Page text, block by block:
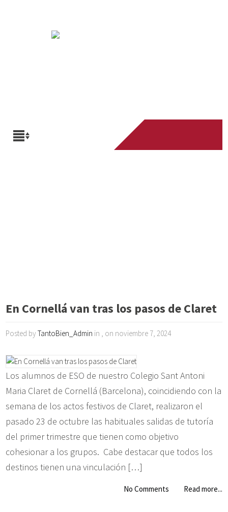
En Cornellá van tras los pasos de Claret
Posted byTantoBien_Admin in , on noviembre 7, 2024
Los alumnos de ESO de nuestro Colegio Sant Antoni
Maria Claret de Cornellá (Barcelona), coincidiendo con la
semana de los actos festivos de Claret, realizaron el
pasado 23 de octubre las habituales salidas de tutoría
del primer trimestre que tienen como objetivo
cohesionar a los grupos. Cabe destacar que todos los
destinos tienen una vinculación […]
No Comments Read more...